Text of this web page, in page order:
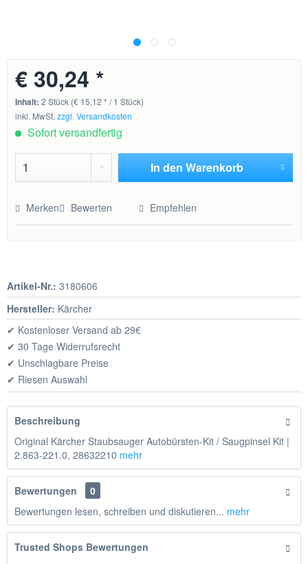
€ 30,24 *
Inhalt:2 Stück (€ 15,12 * / 1 Stück)
inkl. MwSt.zzgl. Versandkosten
Sofort versandfertig
In den Warenkorb
Merken Bewerten Empfehlen
Artikel-Nr.: 3180606
Hersteller: Kärcher
✔ Kostenloser Versand ab 29€
✔ 30 Tage Widerrufsrecht
✔ Unschlagbare Preise
✔ Riesen Auswahl
Beschreibung
Original Kärcher Staubsauger Autobürsten-Kit / Saugpinsel Kit |
2.863-221.0, 28632210 mehr
Bewertungen
0
Bewertungen lesen, schreiben und diskutieren... mehr
Trusted Shops Bewertungen